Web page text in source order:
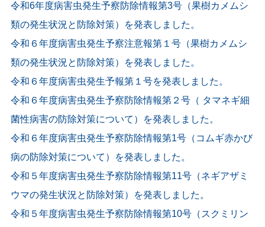
令和6年度病害虫発生予察防除情報第3号（果樹カメムシ
類の発生状況と防除対策）を発表しました。
令和６年度病害虫発生予察注意報第１号（果樹カメムシ
類の発生状況と防除対策）を発表しました。
令和６年度病害虫発生予報第１号を発表しました。
令和６年度病害虫発生予察防除情報第２号（ タマネギ細
菌性病害の防除対策について）を発表しました。
令和６年度病害虫発生予察防除情報第1号（コムギ赤かび
病の防除対策について）を発表しました。
令和５年度病害虫発生予察防除情報第11号（ネギアザミ
ウマの発生状況と防除対策）を発表しました。
令和５年度病害虫発生予察防除情報第10号（スクミリン